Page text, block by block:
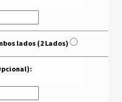
lados (2 Lados)